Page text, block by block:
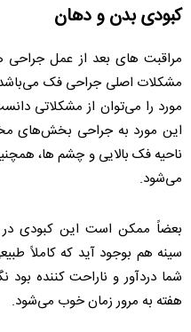
کبودی بدن و دهان
مراقبت های بعد از عمل
مشکلات اصلی جراحی فک
مورد را می‌توان از مشکلاتی
این مورد به جراحی بخش‌های
ناحیه فک بالایی و چشم ها،
می‌شود.
بعضاً ممکن است این کبودی
سینه هم بوجود آید که کاملاً
شما دردآور و ناراحت کننده بود
هفته به مرور زمان خوب می‌شود.